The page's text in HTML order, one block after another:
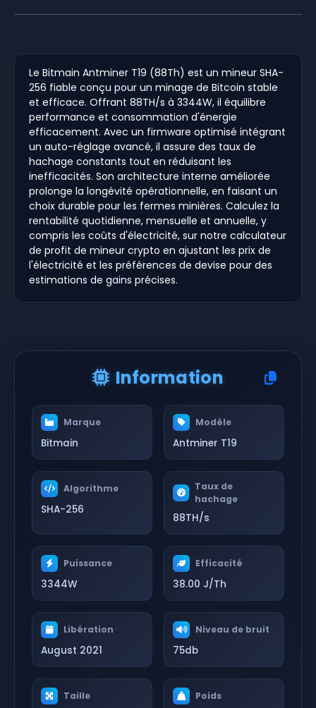
Le Bitmain Antminer T19 (88Th) est un mineur SHA-
256 fiable conçu pour un minage de Bitcoin stable
et efficace. Offrant 88TH/s à 3344W, il équilibre
performance et consommation d'énergie
efficacement. Avec un firmware optimisé intégrant
un auto-réglage avancé, il assure des taux de
hachage constants tout en réduisant les
inefficacités. Son architecture interne améliorée
prolonge la longévité opérationnelle, en faisant un
choix durable pour les fermes minières. Calculez la
rentabilité quotidienne, mensuelle et annuelle, y
compris les coûts d'électricité, sur notre calculateur
de profit de mineur crypto en ajustant les prix de
l'électricité et les préférences de devise pour des
estimations de gains précises.
Information
Marque
Bitmain
Modèle
Antminer T19
Algorithme
SHA-256
Taux de
hachage
88TH/s
Puissance
3344W
Efficacité
38.00 J/Th
Libération
August 2021
Niveau de bruit
75db
Taille Poids